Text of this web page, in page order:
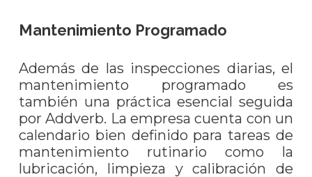
Mantenimiento Programado
Además de las inspecciones diarias, el
mantenimiento programado es
también una práctica esencial seguida
por Addverb. La empresa cuenta con un
calendario bien definido para tareas de
mantenimiento rutinario como la
lubricación, limpieza y calibración de